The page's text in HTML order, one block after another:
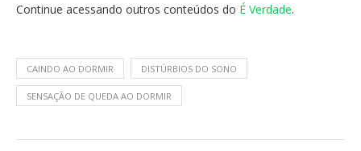
Continue acessando outros conteúdos do É Verdade.
CAINDO AO DORMIR DISTÚRBIOS DO SONO
SENSAÇÃO DE QUEDA AO DORMIR